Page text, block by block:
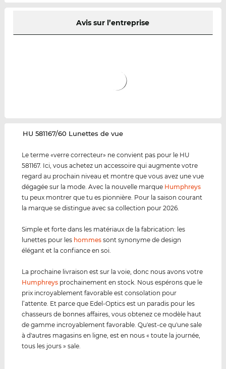
Avis sur l’entreprise
‌HU 581167/60 Lunettes de vue
Le terme «verre correcteur» ne convient pas pour le HU
581167. Ici, vous achetez un accessoire qui augmente votre
regard au prochain niveau et montre que vous avez une vue
dégagée sur la mode. Avec la nouvelle marque Humphreys
tu peux montrer que tu es pionnière. Pour la saison courant
la marque se distingue avec sa collection pour 2026.
Simple et forte dans les matériaux de la fabrication: les
lunettes pour les hommes sont synonyme de design
élégant et la confiance en soi.
La prochaine livraison est sur la voie, donc nous avons votre
Humphreys prochainement en stock. Nous espérons que le
prix incroyablement favorable est consolation pour
l’attente. Et parce que Edel-Optics est un paradis pour les
chasseurs de bonnes affaires, vous obtenez ce modèle haut
de gamme incroyablement favorable. Qu'est-ce qu'une sale
à d'autres magasins en ligne, est en nous « toute la journée,
tous les jours » sale.